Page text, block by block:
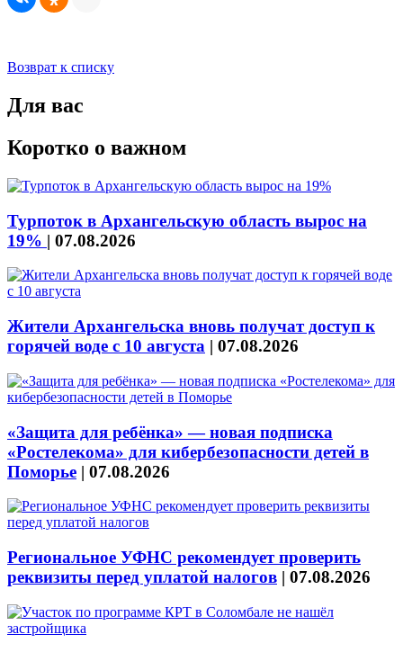
Возврат к списку
Для вас
Коротко о важном
Турпоток в Архангельскую область вырос на
19% | 07.08.2026
Жители Архангельска вновь получат доступ к
горячей воде с 10 августа | 07.08.2026
«Защита для ребёнка» — новая подписка
«Ростелекома» для кибербезопасности детей в
Поморье | 07.08.2026
Региональное УФНС рекомендует проверить
реквизиты перед уплатой налогов | 07.08.2026